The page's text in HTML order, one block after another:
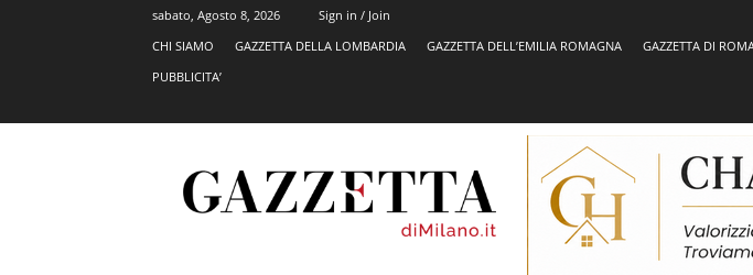
sabato, Agosto 8, 2026
Sign in / Join
CHI SIAMO
GAZZETTA DELLA LOMBARDIA GAZZETTA DELL’EMILIA ROMAGNA GAZZETTA DI
PUBBLICITA’